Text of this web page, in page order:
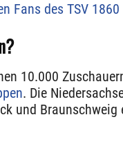
Fans des TSV
10.000
. Die
und Braunschweig